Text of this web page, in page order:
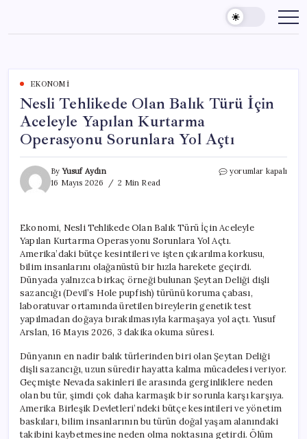
content
EKONOMI
Nesli Tehlikede Olan Balık Türü İçin
Aceleyle Yapılan Kurtarma
Operasyonu Sorunlara Yol Açtı
ByYusuf Aydın
16 Mayıs 2026
2 Min Read
Nesli
İçin
Aceleyle
Yapılan
Kurtarma
Operasyonu
Sorunlara
Yol
Açtı
için
yorumlar kapalı
Ekonomi, Nesli Tehlikede Olan Balık Türü İçin Aceleyle
Yapılan Kurtarma Operasyonu Sorunlara Yol Açtı.
Amerika’daki bütçe kesintileri ve işten çıkarılma korkusu,
bilim insanlarını olağanüstü bir hızla harekete geçirdi.
Dünyada yalnızca birkaç örneği bulunan Şeytan Deliği dişli
sazancığı (Devil’s Hole pupfish) türünü koruma çabası,
laboratuvar ortamında üretilen bireylerin genetik test
yapılmadan doğaya bırakılmasıyla karmaşaya yol açtı. Yusuf
Arslan, 16 Mayıs 2026, 3 dakika okuma süresi.
Dünyanın en nadir balık türlerinden biri olan Şeytan Deliği
dişli sazancığı, uzun süredir hayatta kalma mücadelesi veriyor.
Geçmişte Nevada sakinleri ile arasında gerginliklere neden
olan bu tür, şimdi çok daha karmaşık bir sorunla karşı karşıya.
Amerika Birleşik Devletleri’ndeki bütçe kesintileri ve yönetim
baskıları, bilim insanlarının bu türün doğal yaşam alanındaki
takibini kaybetmesine neden olma noktasına getirdi. Ölüm